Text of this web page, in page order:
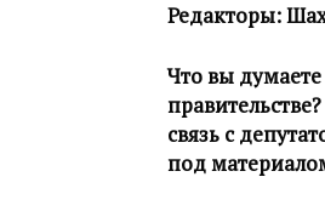
Редакторы:
Что вы
связь с
под